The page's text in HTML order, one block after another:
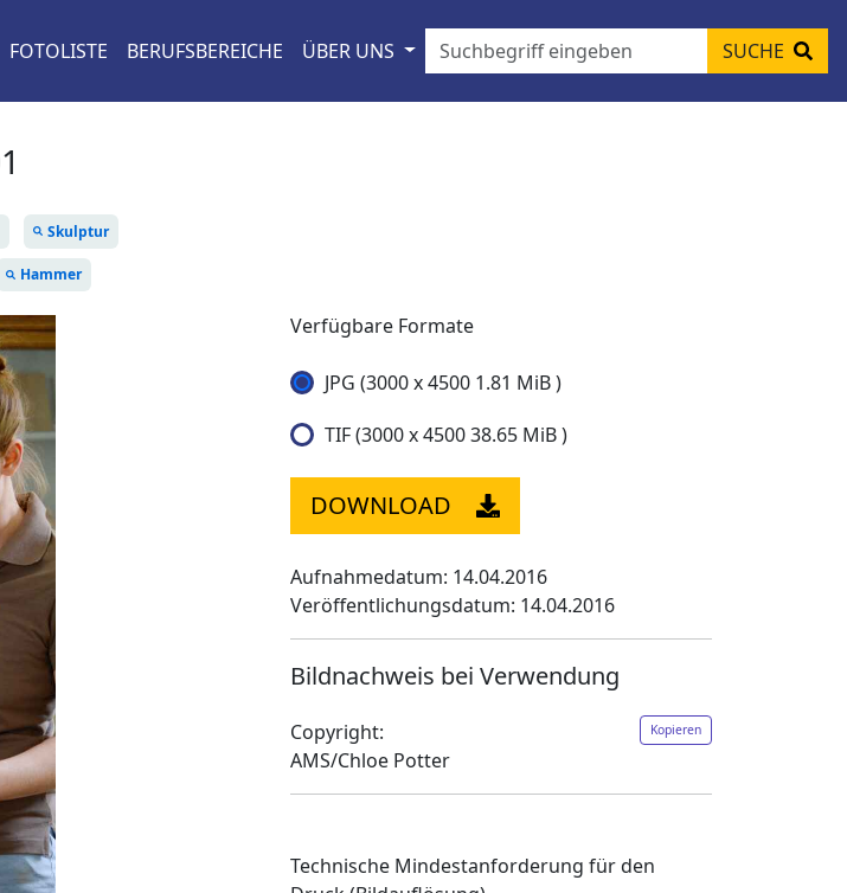
FOTOLISTE BERUFSBEREICHE ÜBER UNS SUCHE
Skulptur
Hammer
Verfügbare Formate
JPG (3000 x 4500 1.81 MiB )
TIF (3000 x 4500 38.65 MiB )
DOWNLOAD
Aufnahmedatum: 14.04.2016
Veröffentlichungsdatum: 14.04.2016
Bildnachweis bei Verwendung
Copyright: Kopieren
AMS/Chloe Potter
Technische Mindestanforderung für den